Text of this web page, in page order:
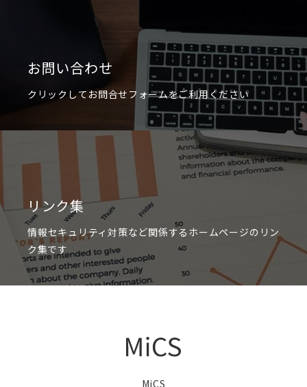
お問い合わせ
クリックしてお問合せフォームをご利用ください
リンク集
情報セキュリティ対策など関係するホームページのリン
ク集です
MiCS